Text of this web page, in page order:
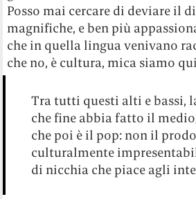
Posso mai cercare di deviare il
magnifiche, e ben più
che in quella lingua venivano
che no, è cultura, mica siamo
Tra tutti questi alti e bassi,
che fine abbia fatto il
che poi è il pop: non il
culturalmente
di nicchia che piace agli